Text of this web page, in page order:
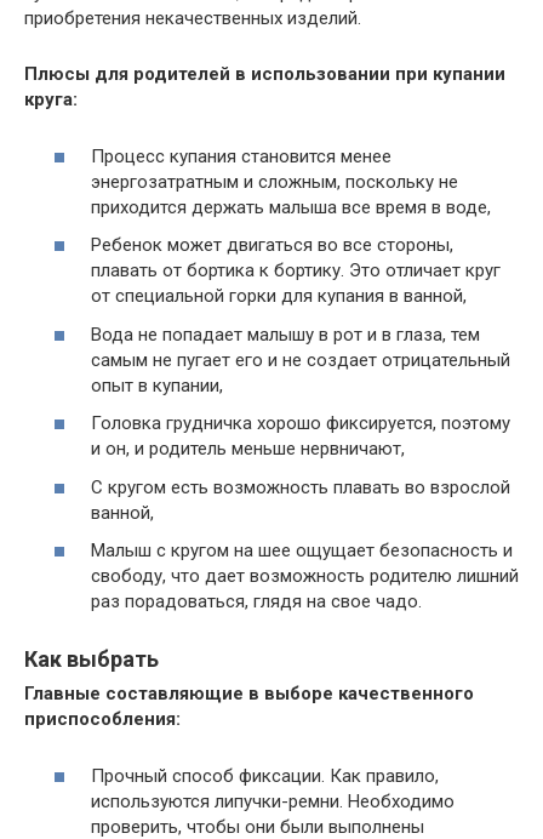
приобретения некачественных изделий.
Плюсы для родителей в использовании при купании
круга:
Процесс купания становится менее
энергозатратным и сложным, поскольку не
приходится держать малыша все время в воде,
Ребенок может двигаться во все стороны,
плавать от бортика к бортику. Это отличает круг
от специальной горки для купания в ванной,
Вода не попадает малышу в рот и в глаза, тем
самым не пугает его и не создает отрицательный
опыт в купании,
Головка грудничка хорошо фиксируется, поэтому
и он, и родитель меньше нервничают,
С кругом есть возможность плавать во взрослой
ванной,
Малыш с кругом на шее ощущает безопасность и
свободу, что дает возможность родителю лишний
раз порадоваться, глядя на свое чадо.
Как выбрать
Главные составляющие в выборе качественного
приспособления:
Прочный способ фиксации. Как правило,
используются липучки-ремни. Необходимо
проверить, чтобы они были выполнены